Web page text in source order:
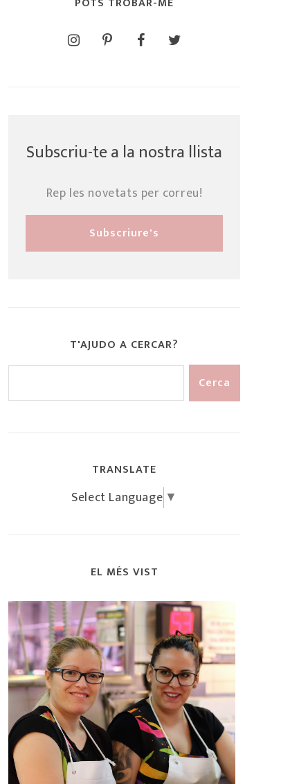
Subscriu-te a la nostra llista
Rep les novetats per correu!
T'AJUDO A CERCAR?
TRANSLATE
Select Language ▼
EL MÉS VIST